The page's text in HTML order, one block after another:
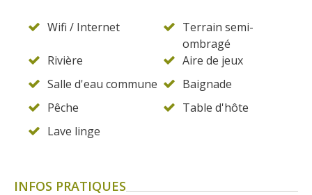
Wifi / Internet
Terrain semi-
ombragé
Rivière
Aire de jeux
Salle d'eau commune
Baignade
Pêche
Table d'hôte
Lave linge
INFOS PRATIQUES